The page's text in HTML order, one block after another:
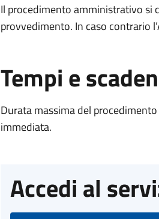
Il procedimento amministrativo si
provvedimento. In caso contrario
Tempi e
Durata massima del
immediata.
Accedi al